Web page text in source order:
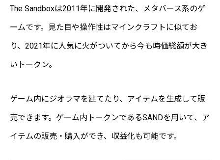
The Sandboxは2011年に開発された、メタバース系のゲ
ームです。見た目や操作性はマインクラフトに似てお
り、2021年に人気に火がついてから今も時価総額が大き
いトークン。
ゲーム内にジオラマを建てたり、アイテムを生成して販
売できます。ゲーム内トークンであるSANDを用いて、ア
イテムの販売・購入ができ、収益化も可能です。